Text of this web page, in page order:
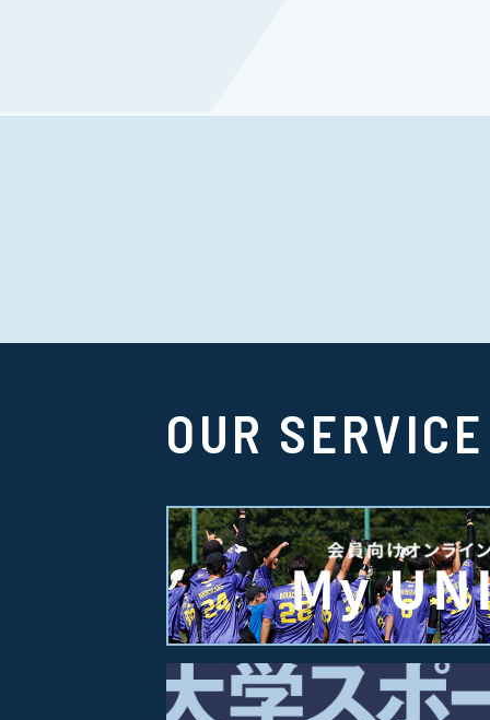
OUR SERVICE